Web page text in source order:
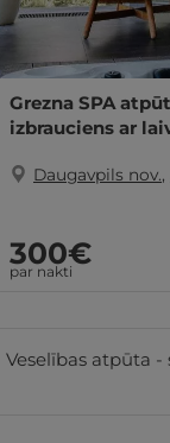
Grezna SPA
izbrauciens ar
Daugavpils nov.,
300€
par nakti
Veselības atpūta -